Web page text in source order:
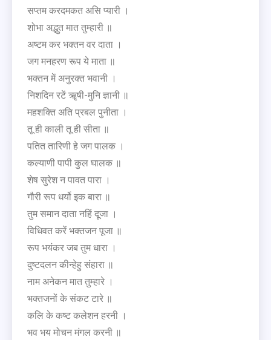
सप्तम करदमकत असि प्यारी ।
शोभा अद्भुत मात तुम्हारी ॥
अष्टम कर भक्तन वर दाता ।
जग मनहरण रूप ये माता ॥
भक्तन में अनुरक्त भवानी ।
निशदिन रटें ॠषी-मुनि ज्ञानी ॥
महशक्ति अति प्रबल पुनीता ।
तू ही काली तू ही सीता ॥
पतित तारिणी हे जग पालक ।
कल्याणी पापी कुल घालक ॥
शेष सुरेश न पावत पारा ।
गौरी रूप धर्यो इक बारा ॥
तुम समान दाता नहिं दूजा ।
विधिवत करें भक्तजन पूजा ॥
रूप भयंकर जब तुम धारा ।
दुष्टदलन कीन्हेहु संहारा ॥
नाम अनेकन मात तुम्हारे ।
भक्तजनों के संकट टारे ॥
कलि के कष्ट कलेशन हरनी ।
भव भय मोचन मंगल करनी ॥